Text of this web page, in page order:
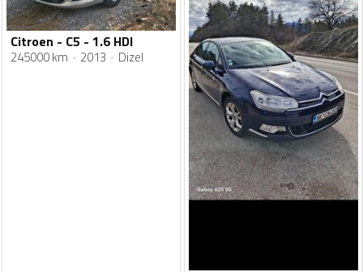
Citroen - C5 - 1.6 HDI
245000 km 2013 Dizel